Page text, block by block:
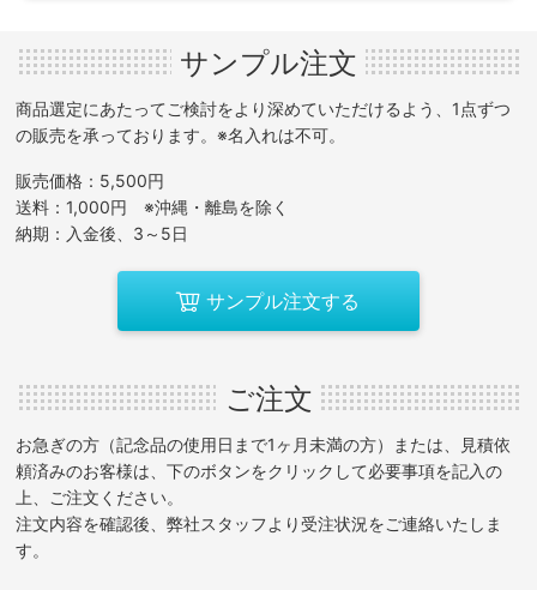
サンプル注文
商品選定にあたってご検討をより深めていただけるよう、1点ずつ
の販売を承っております。※名入れは不可。
販売価格：5,500円
送料：1,000円 ※沖縄・離島を除く
納期：入金後、3～5日
サンプル注文する
ご注文
お急ぎの方（記念品の使用日まで1ヶ月未満の方）または、見積依
頼済みのお客様は、下のボタンをクリックして必要事項を記入の
上、ご注文ください。
注文内容を確認後、弊社スタッフより受注状況をご連絡いたしま
す。